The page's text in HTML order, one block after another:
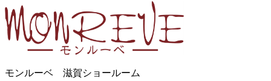
モンルーベ 滋賀ショールーム